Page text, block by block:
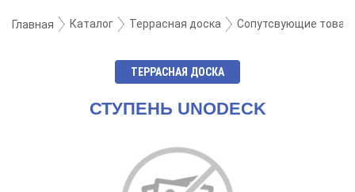
Главная Каталог Террасная доска Сопутсвующие
ТЕРРАСНАЯ ДОСКА
СТУПЕНЬ UNODECK